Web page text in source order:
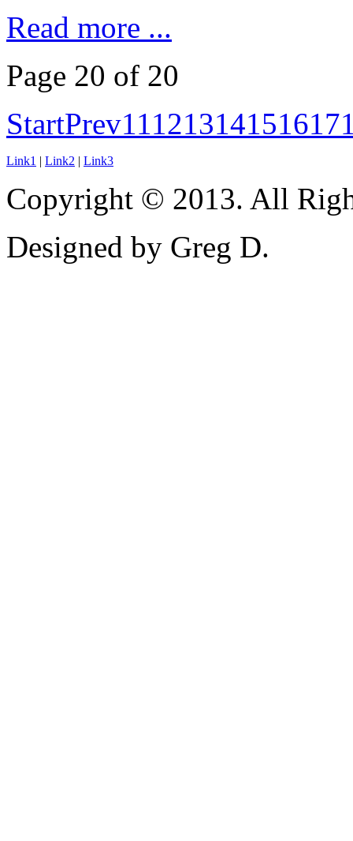
Read more ...
Page 20 of 20
StartPrev11121314151617
Link1 | Link2 | Link3
Copyright © 2013. All
Designed by Greg D.